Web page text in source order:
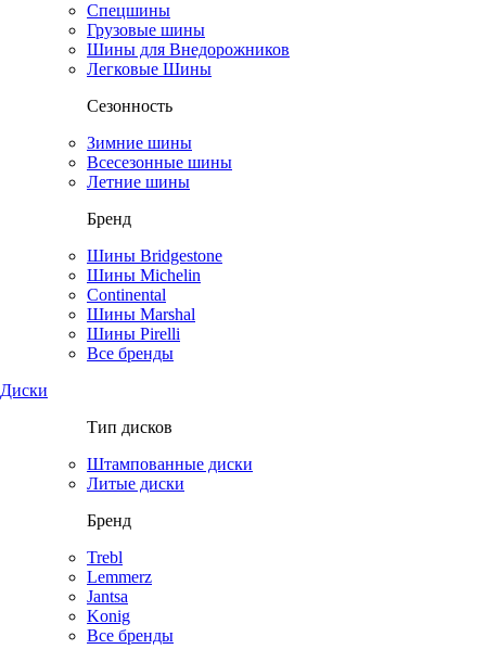
Спецшины
Грузовые шины
Шины для Внедорожников
Легковые Шины
Сезонность
Зимние шины
Всесезонные шины
Летние шины
Бренд
Шины Bridgestone
Шины Michelin
Continental
Шины Marshal
Шины Pirelli
Все бренды
Диски
Тип дисков
Штампованные диски
Литые диски
Бренд
Trebl
Lemmerz
Jantsa
Konig
Все бренды